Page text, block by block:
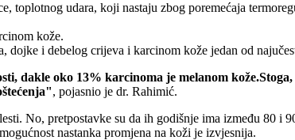
udara, koji nastaju zbog poremećaja
kože.
i debelog crijeva i karcinom kože jedan od
dakle oko 13% karcinoma je melanom
, pojasnio je dr. Rahimić.
No, pretpostavke su da ih godišnje ima između 80 i
nastanka promjena na koži je izvjesnija.